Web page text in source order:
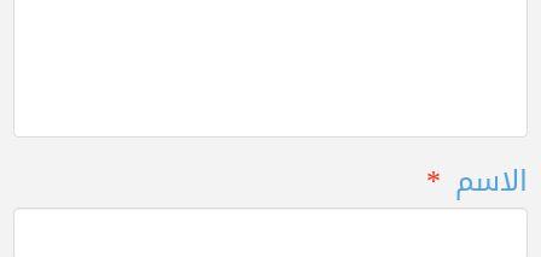
الاسم *